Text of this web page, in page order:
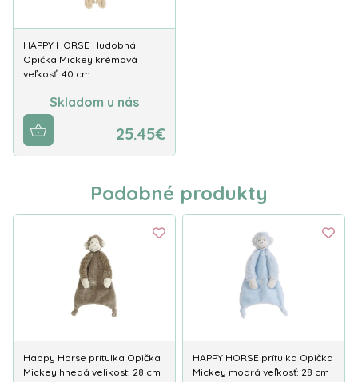
HAPPY HORSE Hudobná
Opička Mickey krémová
veľkosť: 40 cm
Skladom u nás
25.45€
Podobné produkty
Happy Horse prítulka Opička
Mickey hnedá velikost: 28 cm
HAPPY HORSE prítulka Opička
Mickey modrá veľkosť: 28 cm